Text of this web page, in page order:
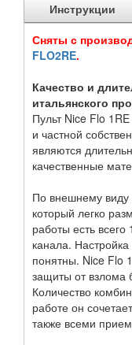
Инструкции
Сняты с
FLO2RE.
Качество и
итальянского
Пульт Nice Flo
и частной
являются
качественные
По внешнему виду
который легко
работы есть
канала.
понятны. Nice Flo
защиты от взлома
Количество
работе он
также всеми